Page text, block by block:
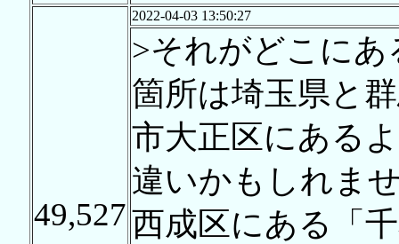
49,527
2022-04-03 13:50:27
>それがどこに
箇所は埼玉県と
市大正区にある
違いかもしれま
西成区にある「